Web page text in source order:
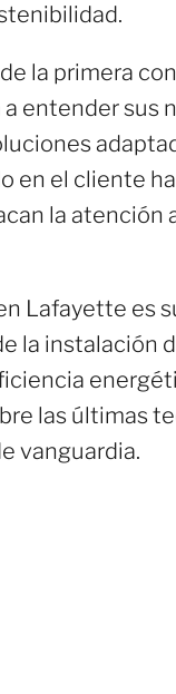
la primera
entender sus
en el cliente
la atención
Lafayette es
la instalación
las últimas
vanguardia.